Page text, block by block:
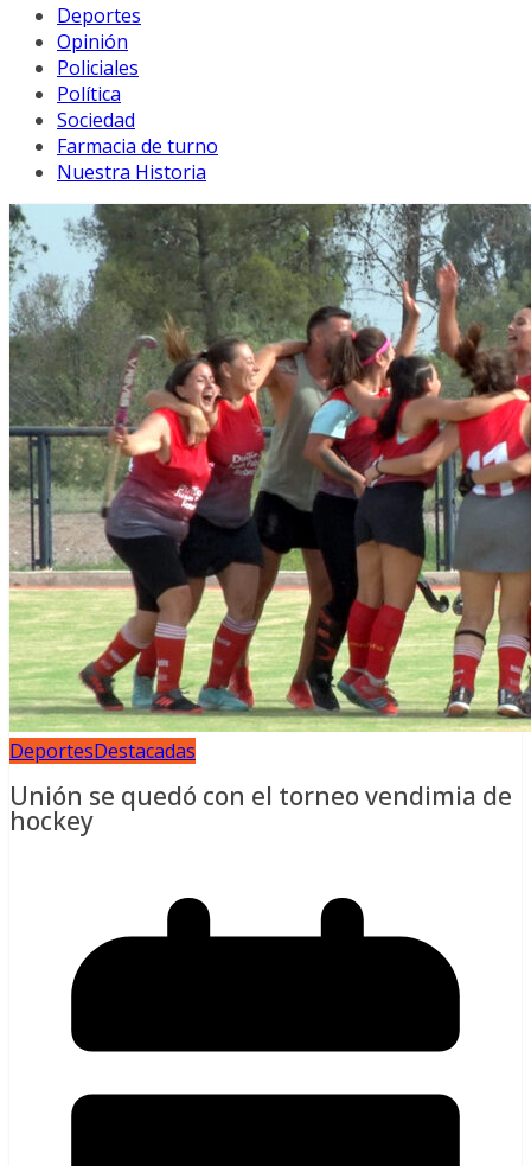
Deportes
Opinión
Policiales
Política
Sociedad
Farmacia de turno
Nuestra Historia
DeportesDestacadas
Unión se quedó con el torneo vendimia de
hockey